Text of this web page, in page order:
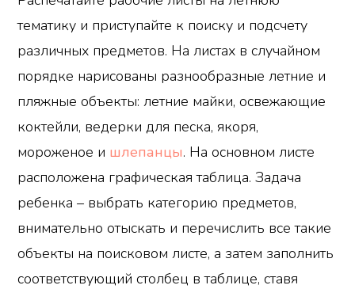
тематику и приступайте к поиску и подсчету
различных предметов. На листах в случайном
порядке нарисованы разнообразные летние и
пляжные объекты: летние майки, освежающие
коктейли, ведерки для песка, якоря,
мороженое и шлепанцы. На основном листе
расположена графическая таблица. Задача
ребенка – выбрать категорию предметов,
внимательно отыскать и перечислить все такие
объекты на поисковом листе, а затем заполнить
соответствующий столбец в таблице, ставя